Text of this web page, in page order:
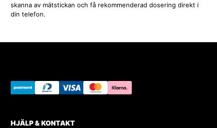
skanna av mätstickan och få rekommenderad dosering direkt i
din telefon.
HJÄLP & KONTAKT